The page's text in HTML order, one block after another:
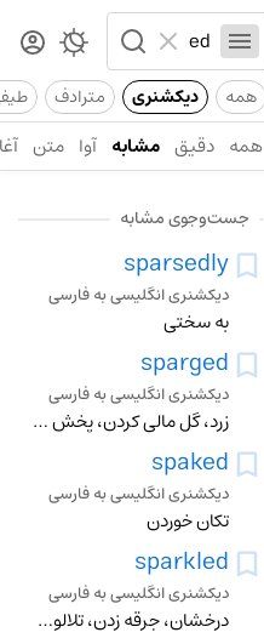
همه دیکشنری مترادف
همه دقیق مشابه آوا متن
جست‌وجوی مشابه
sparsedly
دیکشنری انگلیسی به فارسی
به سختی
sparged
دیکشنری انگلیسی به فارسی
زرد، گل مالی کردن، پخش کردن، پاشیدن
spaked
دیکشنری انگلیسی به فارسی
تکان خوردن
sparkled
دیکشنری انگلیسی به فارسی
درخشان، جرقه زدن، تلالوء داشتن، چشمک زدن